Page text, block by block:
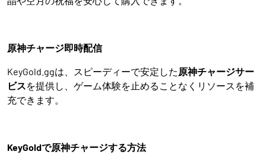
原神チャージ即時配信
KeyGold.ggは、スピーディーで安定した 原神チャージサー
ビスを提供し、ゲーム体験を止めることなくリソースを補
充できます。
KeyGoldで原神チャージする方法